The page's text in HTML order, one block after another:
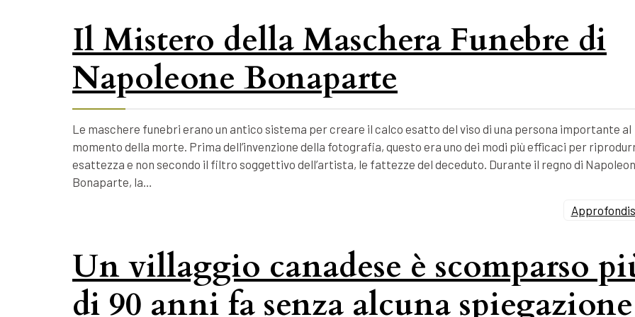
Il Mistero della Maschera Funebre di
Napoleone Bonaparte
Le maschere funebri erano un antico sistema per creare il calco esatto del viso di una persona importante al
momento della morte. Prima dell’invenzione della fotografia, questo era uno dei modi più efficaci per
esattezza e non secondo il filtro soggettivo dell’artista, le fattezze del deceduto. Durante il regno di
Bonaparte, la…
Un villaggio canadese è scomparso
di 90 anni fa senza alcuna